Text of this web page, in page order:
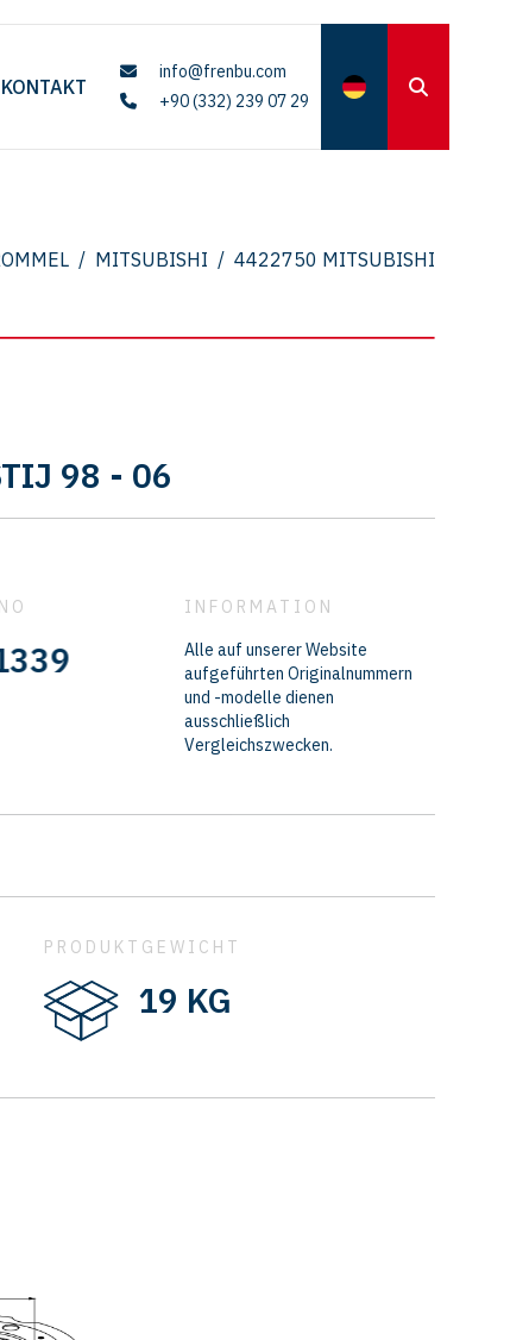
KONTAKT
info@frenbu.com
+90 (332) 239 07 29
/ MITSUBISHI / 4422750 MITSUBISHI
98 - 06
INFORMATION
Alle auf unserer Website
aufgeführten Originalnummern
und -modelle dienen
ausschließlich
Vergleichszwecken.
PRODUKTGEWICHT
19 KG